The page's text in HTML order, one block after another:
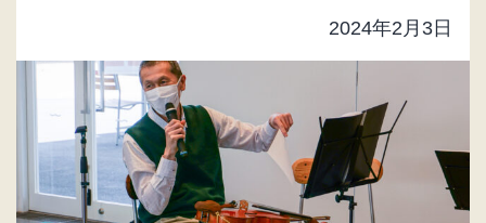
2024年2月3日